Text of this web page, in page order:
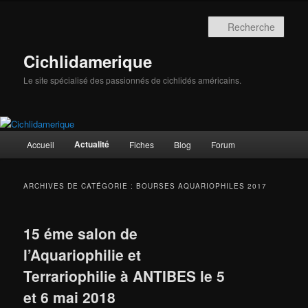
Cichlidamerique
Le site spécialisé des passionnés de cichlidés américains.
principal
Accueil Actualité Fiches Blog Forum
ARCHIVES DE CATÉGORIE :BOURSES AQUARIOPHILES 2017
15 éme salon de
l’Aquariophilie et
Terrariophilie à ANTIBES le 5
et 6 mai 2018